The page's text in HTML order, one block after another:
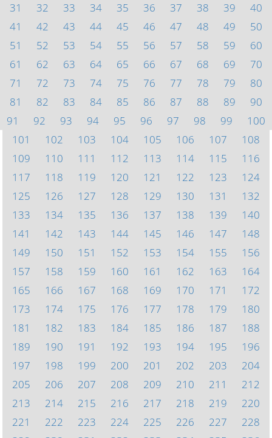
31
32 33 34 35 36 37 38 39
40
41
42 43 44 45 46 47 48 49
50
51
52 53 54 55 56 57 58 59
60
61
62 63 64 65 66 67 68 69
70
71
72 73 74 75 76 77 78 79
80
81
82 83 84 85 86 87 88 89
90
91
92 93 94 95 96 97 98 99
100
101
102 103 104 105 106 107
108
109
110 111 112 113 114 115
116
117
118 119 120 121 122 123
124
125
126 127 128 129 130 131
132
133
134 135 136 137 138 139
140
141
142 143 144 145 146 147
148
149
150 151 152 153 154 155
156
157
158 159 160 161 162 163
164
165
166 167 168 169 170 171
172
173
174 175 176 177 178 179
180
181
182 183 184 185 186 187
188
189
190 191 192 193 194 195
196
197
198 199 200 201 202 203
204
205
206 207 208 209 210 211
212
213
214 215 216 217 218 219
220
221
222 223 224 225 226 227
228